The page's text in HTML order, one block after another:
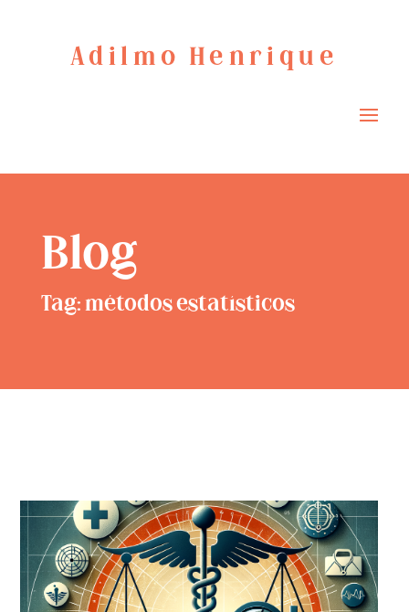
Adilmo Henrique
Blog
Tag: métodos estatísticos